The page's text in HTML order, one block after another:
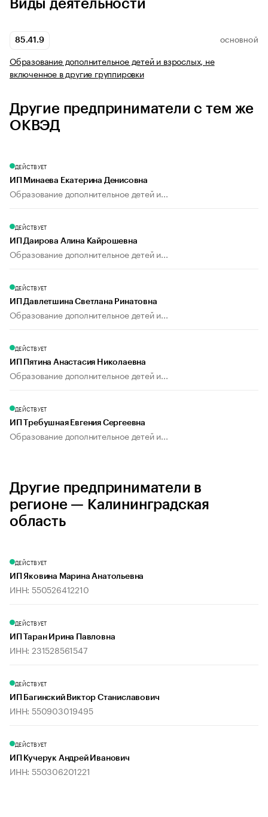
Виды деятельности
85.41.9 ОСНОВНОЙ
Образование дополнительное детей и взрослых, не
включенное в другие группировки
Другие предприниматели с тем же
ОКВЭД
ДЕЙСТВУЕТ
ИП Минаева Екатерина Денисовна
Образование дополнительное детей и...
ДЕЙСТВУЕТ
ИП Даирова Алина Кайрошевна
Образование дополнительное детей и...
ДЕЙСТВУЕТ
ИП Давлетшина Светлана Ринатовна
Образование дополнительное детей и...
ДЕЙСТВУЕТ
ИП Пятина Анастасия Николаевна
Образование дополнительное детей и...
ДЕЙСТВУЕТ
ИП Требушная Евгения Сергеевна
Образование дополнительное детей и...
Другие предприниматели в
регионе — Калининградская
область
ДЕЙСТВУЕТ
ИП Яковина Марина Анатольевна
ИНН: 550526412210
ДЕЙСТВУЕТ
ИП Таран Ирина Павловна
ИНН: 231528561547
ДЕЙСТВУЕТ
ИП Багинский Виктор Станиславович
ИНН: 550903019495
ДЕЙСТВУЕТ
ИП Кучерук Андрей Иванович
ИНН: 550306201221